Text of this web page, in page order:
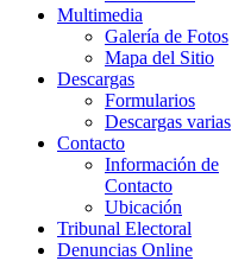
Multimedia
Galería de Fotos
Mapa del Sitio
Descargas
Formularios
Descargas varias
Contacto
Información de
Contacto
Ubicación
Tribunal Electoral
Denuncias Online